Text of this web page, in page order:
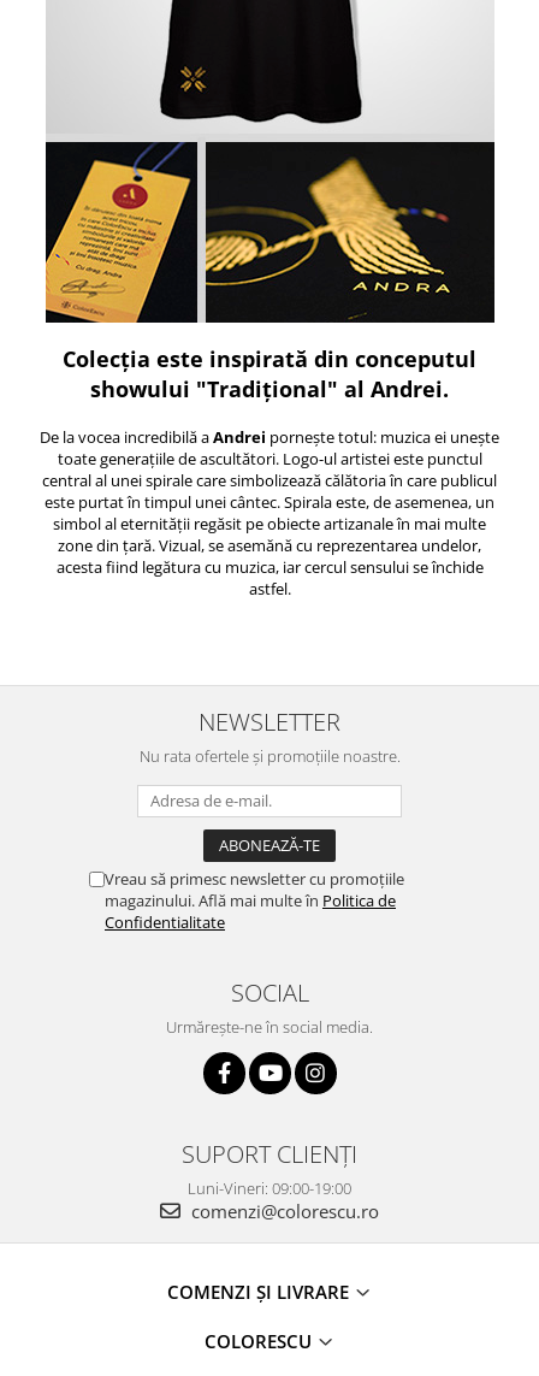
Colecția este inspirată din conceputul
showului "Tradițional" al Andrei.
De la vocea incredibilă aAndrei pornește totul: muzica ei unește
toate generațiile de ascultători. Logo-ul artistei este punctul
central al unei spirale care simbolizează călătoria în care publicul
este purtat în timpul unei cântec. Spirala este, de asemenea, un
simbol al eternității regăsit pe obiecte artizanale în mai multe
zone din țară. Vizual, se asemănă cu reprezentarea undelor,
acesta fiind legătura cu muzica, iar cercul sensului se închide
astfel.
NEWSLETTER
Nu rata ofertele și promoțiile noastre.
Vreau să primesc newsletter cu promoțiile
magazinului. Află mai multe în Politica de
Confidentialitate
SOCIAL
Urmărește-ne în social media.
SUPORT CLIENȚI
Luni-Vineri: 09:00-19:00
comenzi@colorescu.ro
COMENZI ȘI LIVRARE
COLORESCU